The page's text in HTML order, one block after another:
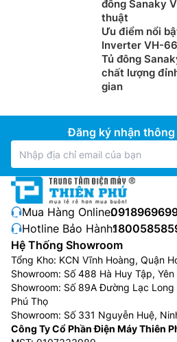
đông Sanaky
thuật
Ưu điểm nổi
Inverter VH-
Tủ đông
chất lượng
gian
Đăng ký nhận
Mua Hàng Online:
Hotline Bảo Hành:
Hệ Thống Showroom
Tổng Kho: KCN Vĩnh Hoàng, Quận
Showroom: Số 488 Hà Huy Tập,
Showroom: Số 89A Đường Lạc
Phú Thọ
Showroom: Số 331 Nguyễn Huệ,
Công Ty Cổ Phần Điện Máy Thiên